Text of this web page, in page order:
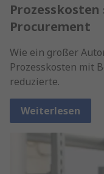
Prozesskosten
Procurement
Wie ein großer
Prozesskosten mit
reduzierte.
Weiterlesen